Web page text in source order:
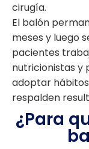
cirugía.
El balón
meses y luego
pacientes
nutricionistas y
adoptar
respalden
¿Para